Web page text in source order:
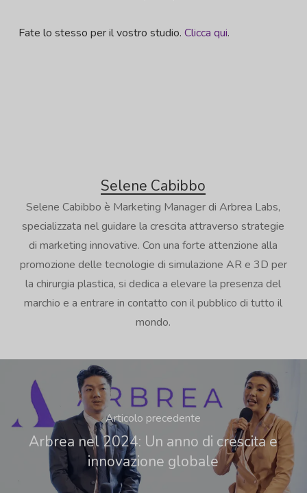
Fate lo stesso per il vostro studio. Clicca qui.
Selene Cabibbo
Selene Cabibbo è Marketing Manager di Arbrea Labs,
specializzata nel guidare la crescita attraverso strategie
di marketing innovative. Con una forte attenzione alla
promozione delle tecnologie di simulazione AR e 3D per
la chirurgia plastica, si dedica a elevare la presenza del
marchio e a entrare in contatto con il pubblico di tutto il
mondo.
Articolo precedente
Arbrea nel 2024: Un anno di crescita e
innovazione globale